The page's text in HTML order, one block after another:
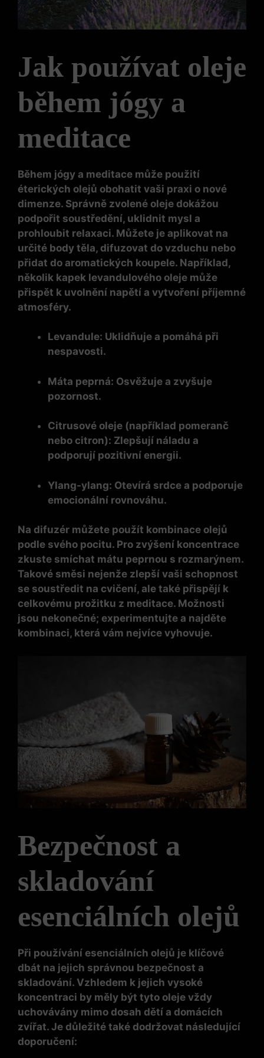
Jak používat oleje
během jógy a
meditace
Během jógy a meditace může použití
éterických olejů obohatit vaši praxi o nové
dimenze. Správně zvolené oleje dokážou
podpořit soustředění, uklidnit mysl a
prohloubit relaxaci. Můžete je aplikovat na
určité body těla, difuzovat do vzduchu nebo
přidat do aromatických koupele. Například,
několik kapek levandulového oleje může
přispět k uvolnění napětí a vytvoření příjemné
atmosféry.
Levandule: Uklidňuje a pomáhá při
nespavosti.
Máta peprná: Osvěžuje a zvyšuje
pozornost.
Citrusové oleje (například pomeranč
nebo citron): Zlepšují náladu a
podporují pozitivní energii.
Ylang-ylang: Otevírá srdce a podporuje
emocionální rovnováhu.
Na difuzér můžete použít kombinace olejů
podle svého pocitu. Pro zvýšení koncentrace
zkuste smíchat mátu peprnou s rozmarýnem.
Takové směsi nejenže zlepší vaši schopnost
se soustředit na cvičení, ale také přispějí k
celkovému prožitku z meditace. Možnosti
jsou nekonečné; experimentujte a najděte
kombinaci, která vám nejvíce vyhovuje.
Bezpečnost a
skladování
esenciálních olejů
Při používání esenciálních olejů je klíčové
dbát na jejich správnou bezpečnost a
skladování. Vzhledem k jejich vysoké
koncentraci by měly být tyto oleje vždy
uchovávány mimo dosah dětí a domácích
zvířat. Je důležité také dodržovat následující
doporučení: